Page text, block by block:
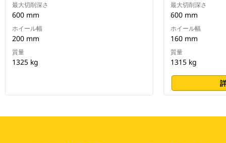
最大切削深さ
600 mm
ホイール幅
200 mm
質量
1325 kg
最大切削深さ
600 mm
ホイール幅
160 mm
質量
1315 kg